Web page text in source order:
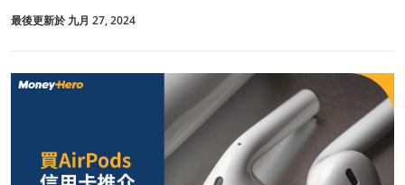
最後更新於 九月 27, 2024